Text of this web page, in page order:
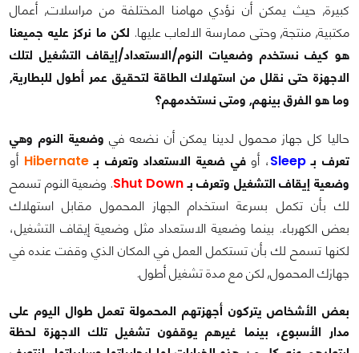
كبيرة, حيث يمكن أن نؤدي مهامنا المختلفة من مراسلات, أعمال
مكتبية, منتجة, وحتى ممارسة الالعاب عليها. لكن ما نركز عليه جميعنا
هو كيف نستخدم وضعيات النوم/الاستعداد/إيقاف التشغيل لتلك
الاجهزة حتى نقلل من استهلاك الطاقة لتحقيق عمر أطول للبطارية,
وما هو الفرق بينهم, ومتى نستخدمهم؟
حاليا كل جهاز محمول لدينا يمكن أن نضعه في وضعية النوم وهي
تعرف بـSleep، أوفي ضعية الاستعداد وتعرف بـHibernate أو
وضعية إيقاف التشغيل وتعرف بـShut Down. وضعية النوم تسمح
لك بأن تكمل بسرعة استخدام الجهاز المحمول مقابل استهلاك
بعض الكهرباء. بينما وضعية الاستعداد مثل وضعية إيقاف التشغيل،
لكنها تسمح لك بأن تستكمل العمل في المكان الذي وقفت عنده في
جهازك المحمول, لكن مع مدة تشغيل أطول.
بعض الأشخاص يتركون أجهزتهم المحمولة تعمل طوال اليوم على
مدار الأسبوع، بينما غيرهم يوقفون تشغيل تلك الاجهزة لحظة